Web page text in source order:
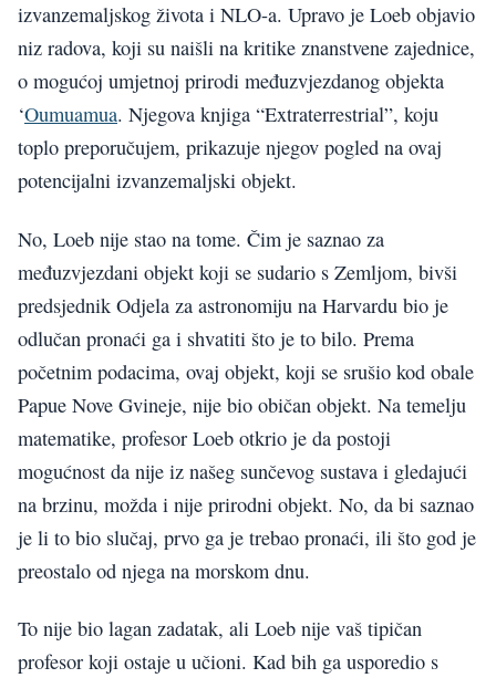
izvanzemaljskog života i NLO-a. Upravo je Loeb objavio
niz radova, koji su naišli na kritike znanstvene zajednice,
o mogućoj umjetnoj prirodi međuzvjezdanog objekta
‘Oumuamua. Njegova knjiga “Extraterrestrial”, koju
toplo preporučujem, prikazuje njegov pogled na ovaj
potencijalni izvanzemaljski objekt.
No, Loeb nije stao na tome. Čim je saznao za
međuzvjezdani objekt koji se sudario s Zemljom, bivši
predsjednik Odjela za astronomiju na Harvardu bio je
odlučan pronaći ga i shvatiti što je to bilo. Prema
početnim podacima, ovaj objekt, koji se srušio kod obale
Papue Nove Gvineje, nije bio običan objekt. Na temelju
matematike, profesor Loeb otkrio je da postoji
mogućnost da nije iz našeg sunčevog sustava i gledajući
na brzinu, možda i nije prirodni objekt. No, da bi saznao
je li to bio slučaj, prvo ga je trebao pronaći, ili što god je
preostalo od njega na morskom dnu.
To nije bio lagan zadatak, ali Loeb nije vaš tipičan
profesor koji ostaje u učioni. Kad bih ga usporedio s